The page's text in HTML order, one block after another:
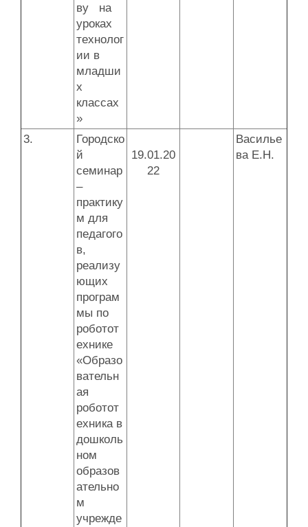
ву на
уроках
технолог
ии в
младши
х
классах
»
3.
Городско
й
семинар
–
практику
м для
педагого
в,
реализу
ющих
програм
мы по
роботот
ехнике
«Образо
вательн
ая
роботот
ехника в
дошколь
ном
образов
ательно
м
учрежде
19.01.20
22
Василье
ва Е.Н.